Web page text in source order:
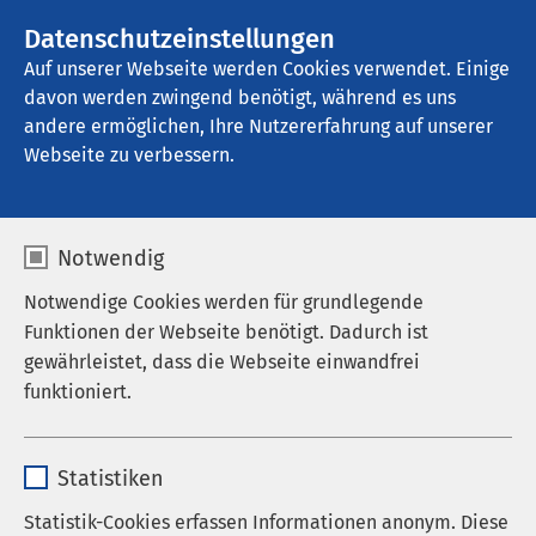
Datenschutzeinstellungen
Auf unserer Webseite werden Cookies verwendet. Einige
davon werden zwingend benötigt, während es uns
andere ermöglichen, Ihre Nutzererfahrung auf unserer
Webseite zu verbessern.
Notwendig
Notwendige Cookies werden für grundlegende
Funktionen der Webseite benötigt. Dadurch ist
gewährleistet, dass die Webseite einwandfrei
funktioniert.
Anbieter sgalinski
Statistiken
Statistik-Cookies erfassen Informationen anonym. Diese
AMEOS Klinikum Bernburg
Ambulante Angebote
Das AMEOS Klinikum Bernburg bietet neben der
stationären Versorgung von Patienten in den
Kooperationspartner am Haus noch weitere
medizinische Leistungsangebote an, die die
genutzt werden können.